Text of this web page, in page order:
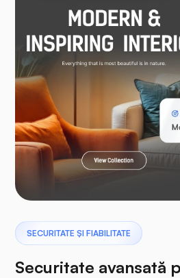
WooCommerce
Laravel
SECURITATE ȘI FIABILITATE
Securitate avansată